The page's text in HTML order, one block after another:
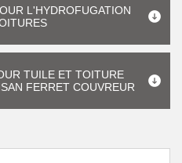
L'HYDROFUGATION
TUILE ET TOITURE
FERRET COUVREUR